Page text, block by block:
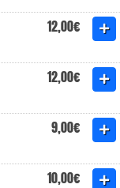
12,00€
12,00€
9,00€
10,00€